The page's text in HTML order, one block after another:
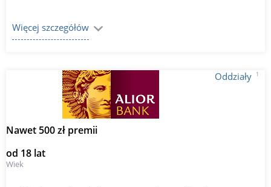
Więcej szczegółów
Oddziały 1
Nawet 500 zł premii
od 18 lat
Wiek